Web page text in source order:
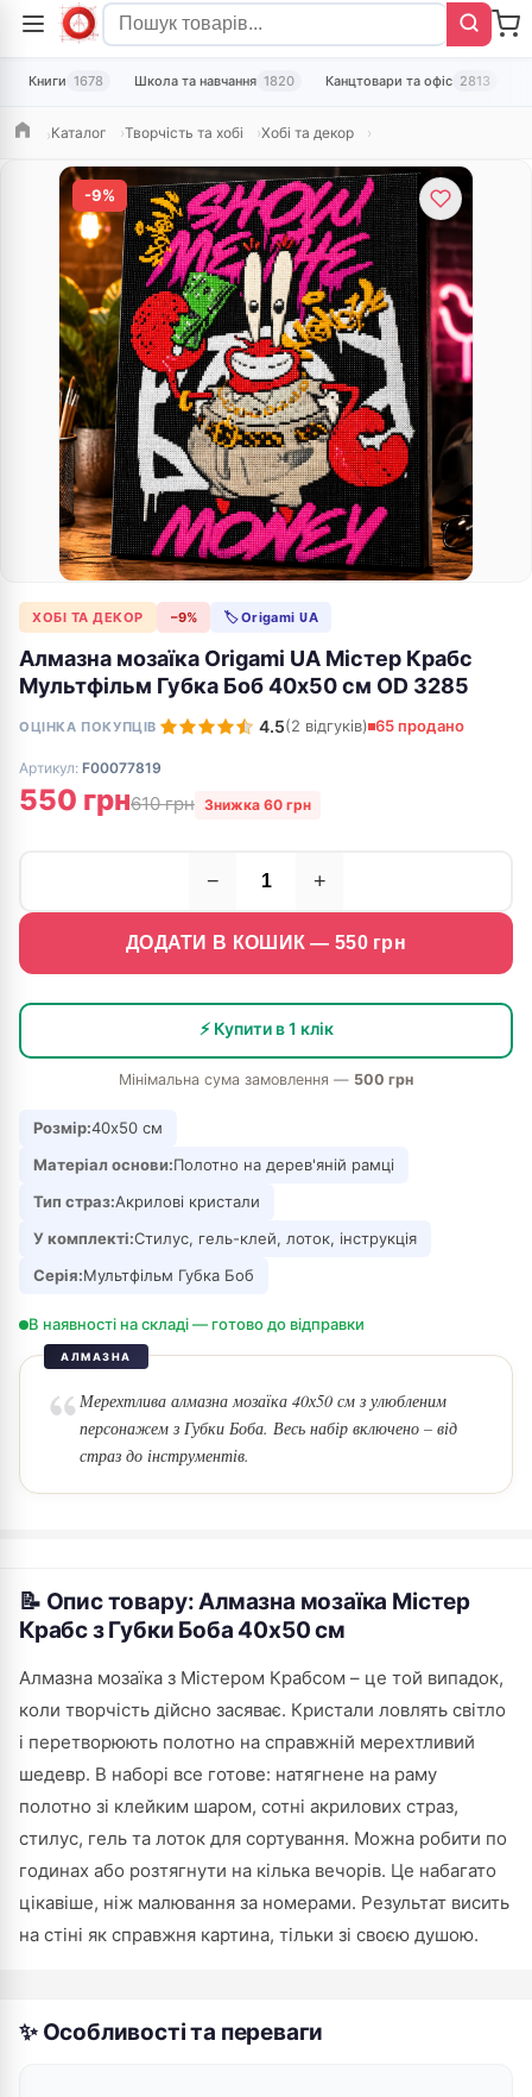
Книги 1678 Школа та навчання 1820 Канцтовари та офіс 2813
ГоловнаКаталог Творчість та хобі Хобі та декор
-9%
ХОБІ ТА ДЕКОР −9% 🏷 Origami UA
Алмазна мозаїка Origami UA Містер Крабс
Мультфільм Губка Боб 40х50 см OD 3285
ОЦІНКА ПОКУПЦІВ 4.5(2 відгуків) 65 продано
Артикул: F00077819
550 грн610 грн Знижка 60 грн
− +
ДОДАТИ В КОШИК — 550грн
⚡ Купити в 1 клік
Мінімальна сума замовлення — 500 грн
Розмір:40х50 см
Матеріал основи:Полотно на дерев'яній рамці
Тип страз:Акрилові кристали
У комплекті:Стилус, гель-клей, лоток, інструкція
Серія:Мультфільм Губка Боб
В наявності на складі — готово до відправки
АЛМАЗНА
Мерехтлива алмазна мозаїка 40х50 см з улюбленим
персонажем з Губки Боба. Весь набір включено – від
страз до інструментів.
📝 Опис товару: Алмазна мозаїка Містер
Крабс з Губки Боба 40х50 см
Алмазна мозаїка з Містером Крабсом – це той випадок,
коли творчість дійсно засяває. Кристали ловлять світло
і перетворюють полотно на справжній мерехтливий
шедевр. В наборі все готове: натягнене на раму
полотно зі клейким шаром, сотні акрилових страз,
стилус, гель та лоток для сортування. Можна робити по
годинах або розтягнути на кілька вечорів. Це набагато
цікавіше, ніж малювання за номерами. Результат висить
на стіні як справжня картина, тільки зі своєю душою.
✨ Особливості та переваги